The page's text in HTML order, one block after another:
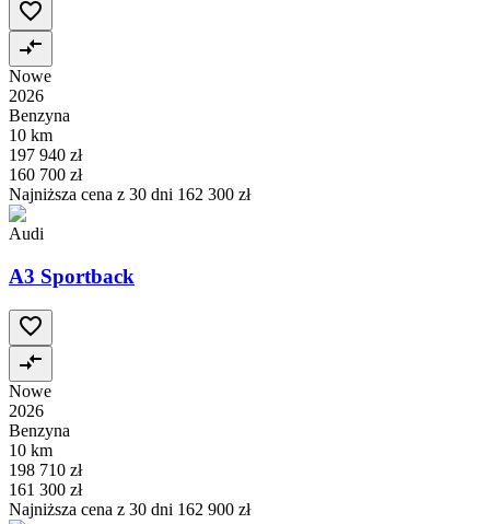
Nowe
2026
Benzyna
10 km
197 940 zł
160 700 zł
Najniższa cena z 30 dni 162 300 zł
Audi
A3 Sportback
Nowe
2026
Benzyna
10 km
198 710 zł
161 300 zł
Najniższa cena z 30 dni 162 900 zł